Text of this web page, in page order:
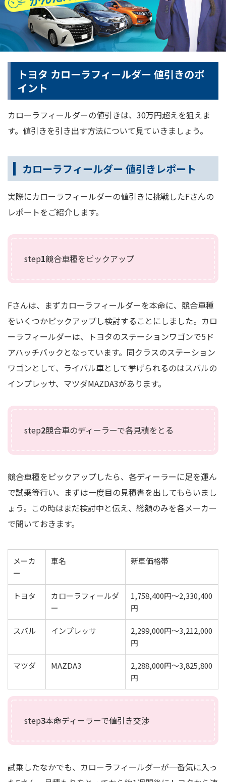
トヨタ カローラフィールダー 値引きのポ
イント
カローラフィールダーの値引きは、30万円超えを狙えま
す。値引きを引き出す方法について見ていきましょう。
カローラフィールダー 値引きレポート
実際にカローラフィールダーの値引きに挑戦したFさんの
レポートをご紹介します。
step1競合車種をピックアップ
Fさんは、まずカローラフィールダーを本命に、競合車種
をいくつかピックアップし検討することにしました。カロ
ーラフィールダーは、トヨタのステーションワゴンで5ド
アハッチバックとなっています。同クラスのステーション
ワゴンとして、ライバル車として挙げられるのはスバルの
インプレッサ、マツダMAZDA3があります。
step2競合車のディーラーで各見積をとる
競合車種をピックアップしたら、各ディーラーに足を運ん
で試乗等行い、まずは一度目の見積書を出してもらいまし
ょう。この時はまだ検討中と伝え、総額のみを各メーカー
で聞いておきます。
メーカ
ー
車名 新車価格帯
トヨタ
カローラフィールダ
ー
1,758,400円～2,330,400
円
スバル インプレッサ
2,299,000円～3,212,000
円
マツダ MAZDA3
2,288,000円～3,825,800
円
step3本命ディーラーで値引き交渉
試乗したなかでも、カローラフィールダーが一番気に入っ